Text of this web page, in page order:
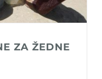
ZA ŽEDNE